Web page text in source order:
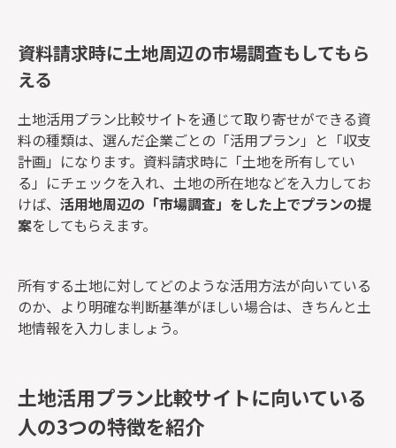
資料請求時に土地周辺の市場調査もしてもら
える
土地活用プラン比較サイトを通じて取り寄せができる資
料の種類は、選んだ企業ごとの「活用プラン」と「収支
計画」になります。資料請求時に「土地を所有してい
る」にチェックを入れ、土地の所在地などを入力してお
けば、 活用地周辺の「市場調査」をした上でプランの提
案をしてもらえます。
所有する土地に対してどのような活用方法が向いている
のか、より明確な判断基準がほしい場合は、きちんと土
地情報を入力しましょう。
土地活用プラン比較サイトに向いている
人の3つの特徴を紹介